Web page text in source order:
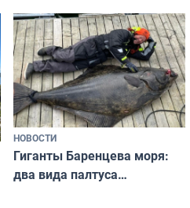
НОВОСТИ
Гиганты Баренцева моря:
два вида палтуса